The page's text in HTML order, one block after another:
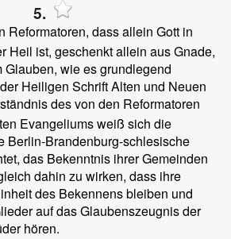
5.
Reformatoren, dass allein Gott in
Heil ist, geschenkt allein aus Gnade,
wie es grundlegend
Heiligen Schrift Alten und Neuen
des von den Reformatoren
Evangeliums weiß sich die
Berlin-Brandenburg-schlesische
das Bekenntnis ihrer Gemeinden
dahin zu wirken, dass ihre
des Bekennens bleiben und
auf das Glaubenszeugnis der
hören.